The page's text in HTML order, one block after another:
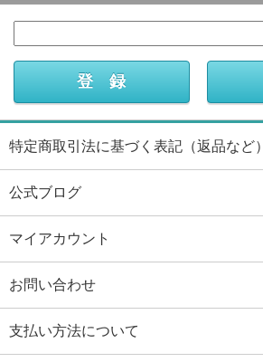
特定商取引法に基づく表記（返品など）
公式ブログ
マイアカウント
お問い合わせ
支払い方法について